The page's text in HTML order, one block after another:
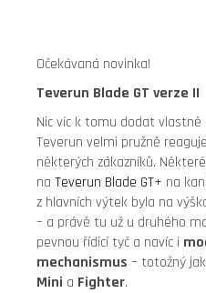
Očekávaná novinka!
Teverun Blade GT verze II
Nic víc k tomu dodat
Teverun velmi pružně
některých zákazníků.
na Teverun Blade GT+ na
z hlavních výtek byla na
– a právě tu už u druhého
pevnou řídicí tyč a navíc i
mechanismus – totožný
Mini a Fighter.